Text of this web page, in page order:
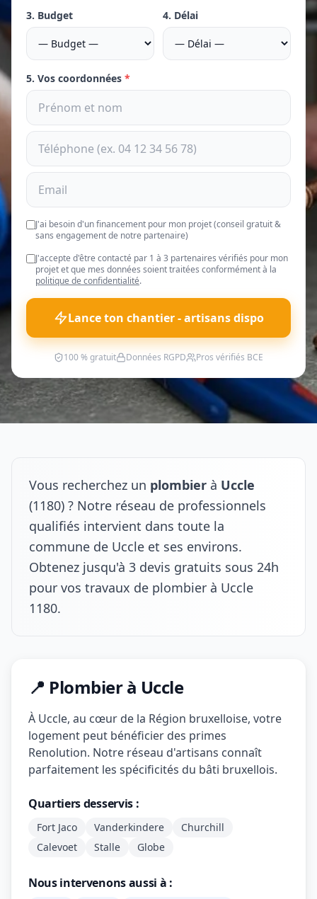
3. Budget 4. Délai
5. Vos coordonnées *
J'ai besoin d'un financement pour mon projet (conseil gratuit &
sans engagement de notre partenaire)
J'accepte d'être contacté par 1 à 3 partenaires vérifiés pour mon
projet et que mes données soient traitées conformément à la
politique de confidentialité.
Lance ton chantier - artisans dispo
100 % gratuit Données RGPD Pros vérifiés BCE
Vous recherchez un plombier à Uccle
(1180) ? Notre réseau de professionnels
qualifiés intervient dans toute la
commune de Uccle et ses environs.
Obtenez jusqu'à 3 devis gratuits sous 24h
pour vos travaux de plombier à Uccle
1180.
📍 Plombier à Uccle
À Uccle, au cœur de la Région bruxelloise, votre
logement peut bénéficier des primes
Renolution. Notre réseau d'artisans connaît
parfaitement les spécificités du bâti bruxellois.
Quartiers desservis :
Fort Jaco Vanderkindere
Churchill
Calevoet
Stalle Globe
Nous intervenons aussi à :